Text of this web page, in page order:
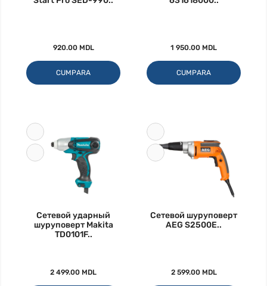
920.00 MDL
CUMPARA
1 950.00 MDL
CUMPARA
Сетевой ударный
шуруповерт Makita
TD0101F..
2 499.00 MDL
Сетевой шуруповерт
AEG S2500E..
2 599.00 MDL